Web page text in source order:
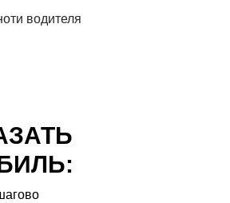
водителя